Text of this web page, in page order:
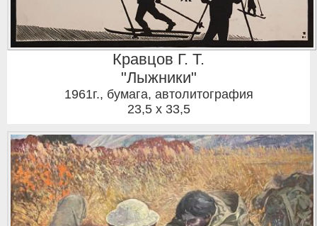
Кравцов Г. Т.
"Лыжники"
1961г., бумага, автолитография
23,5 x 33,5